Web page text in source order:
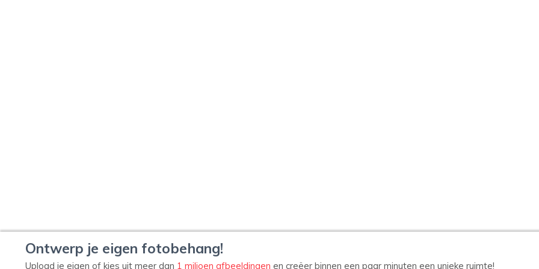
Ontwerp je eigen fotobehang!
Upload je eigen of kies uit meer dan 1 miljoen afbeeldingen en creëer binnen een paar minuten een unieke ruimte!